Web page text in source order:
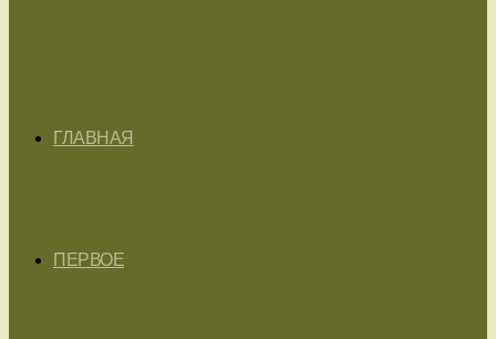
ГЛАВНАЯ
ПЕРВОЕ